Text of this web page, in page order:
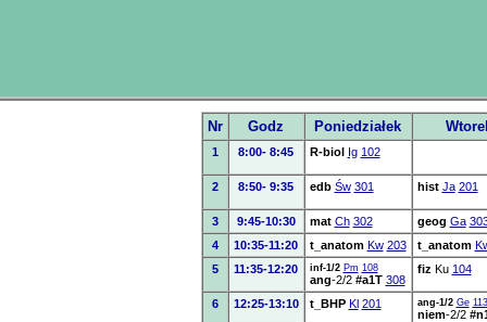
Nr Godz Poniedziałek
1 8:00- 8:45 R-biol Ig 102
2 8:50- 9:35 edb Św 301 hist Ja 201
3 9:45-10:30 mat Ch 302 geog Ga
4
10:35-11:20 t_anatom Kw 203 t_anatom
5
11:35-12:20 inf-1/2 Pm 108
ang-2/2 #a1T 308
fiz Ku 104
6 12:25-13:10 t_BHP Kl 201 ang-1/2 Ge 113
niem-2/2